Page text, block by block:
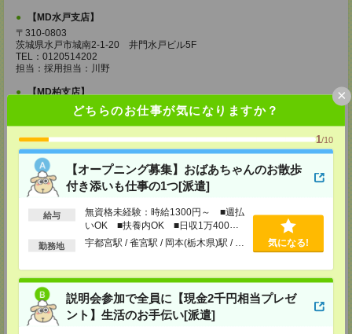
どちらのお仕事が気になりますか？
1/10
【オープニング募集】おばあちゃんのお散歩
付き添いも仕事の1つ[派遣]
給与
無資格未経験：時給1300円～ ■週払
いOK ■扶養内OK ■日収1万400円
以上
勤務地 宇都宮駅 / 雀宮駅 / 岡本(栃木県)駅 / … 気になる!
説明会参加で全員に【現金2千円相当プレゼ
ント】生活のお手伝い[派遣]
×
【MD水戸支店】
〒310-0803
茨城県水戸市城南2-1-20 井門水戸ビル5F
TEL：0120514202
担当：採用担当：川野
【MD柏支店】
千葉県柏市旭町1-12-2 エレル柏ビル6F
担当：採用担当：渡辺
【MD千葉支店】
〒260-0015
千葉県千葉市中央区富士見1-15-9 朝日生命千葉ビル4F
TEL：0120514202
担当：採用担当：椿森
【MD東京支店】
〒163-0630
東京都新宿区西新宿1-25-1 新宿センタービル30F
TEL：0120514202
担当：採用担当：三輪
【MD新宿支店】